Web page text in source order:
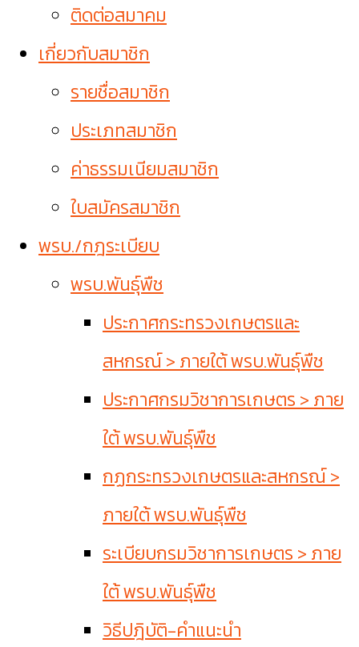
ติดต่อสมาคม
เกี่ยวกับสมาชิก
รายชื่อสมาชิก
ประเภทสมาชิก
ค่าธรรมเนียมสมาชิก
ใบสมัครสมาชิก
พรบ./กฎระเบียบ
พรบ.พันธุ์พืช
ประกาศกระทรวงเกษตรและ
สหกรณ์ > ภายใต้ พรบ.พันธุ์พืช
ประกาศกรมวิชาการเกษตร > ภาย
ใต้ พรบ.พันธุ์พืช
กฏกระทรวงเกษตรและสหกรณ์ >
ภายใต้ พรบ.พันธุ์พืช
ระเบียบกรมวิชาการเกษตร > ภาย
ใต้ พรบ.พันธุ์พืช
วิธีปฎิบัติ-คำแนะนำ